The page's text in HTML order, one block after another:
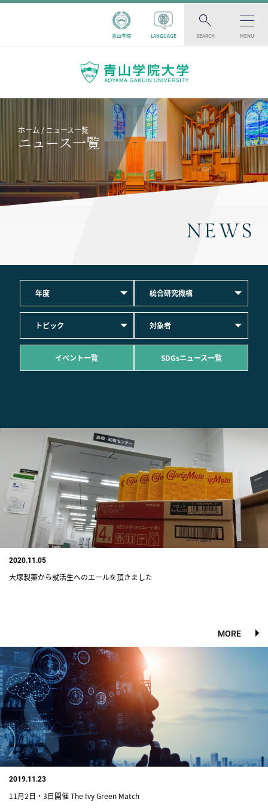
青山学院 LANGUAGE SEARCH MENU
ホーム ニュース一覧
ニュース一覧
NEWS
年度 統合研究機構
トピック 対象者
イベント一覧 SDGsニュース一覧
2020.11.05
大塚製薬から就活生へのエールを頂きました
MORE
2019.11.23
11月2日・3日開催 The Ivy Green Match